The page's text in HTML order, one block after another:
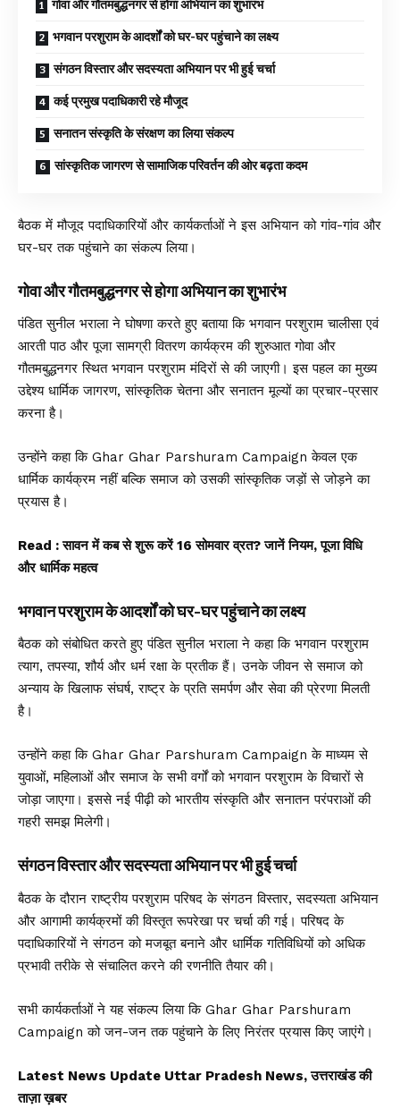
गोवा और गौतमबुद्धनगर से होगा अभियान का शुभारंभ
भगवान परशुराम के आदर्शों को घर-घर पहुंचाने का लक्ष्य
संगठन विस्तार और सदस्यता अभियान पर भी हुई चर्चा
कई प्रमुख पदाधिकारी रहे मौजूद
सनातन संस्कृति के संरक्षण का लिया संकल्प
सांस्कृतिक जागरण से सामाजिक परिवर्तन की ओर बढ़ता कदम
बैठक में मौजूद पदाधिकारियों और कार्यकर्ताओं ने इस अभियान को गांव-गांव और
घर-घर तक पहुंचाने का संकल्प लिया।
गोवा और गौतमबुद्धनगर से होगा अभियान का शुभारंभ
पंडित सुनील भराला ने घोषणा करते हुए बताया कि भगवान परशुराम चालीसा एवं
आरती पाठ और पूजा सामग्री वितरण कार्यक्रम की शुरुआत गोवा और
गौतमबुद्धनगर स्थित भगवान परशुराम मंदिरों से की जाएगी। इस पहल का मुख्य
उद्देश्य धार्मिक जागरण, सांस्कृतिक चेतना और सनातन मूल्यों का प्रचार-प्रसार
करना है।
उन्होंने कहा कि Ghar Ghar Parshuram Campaign केवल एक
धार्मिक कार्यक्रम नहीं बल्कि समाज को उसकी सांस्कृतिक जड़ों से जोड़ने का
प्रयास है।
Read :सावन में कब से शुरू करें 16 सोमवार व्रत? जानें नियम, पूजा विधि
और धार्मिक महत्व
भगवान परशुराम के आदर्शों को घर-घर पहुंचाने का लक्ष्य
बैठक को संबोधित करते हुए पंडित सुनील भराला ने कहा कि भगवान परशुराम
त्याग, तपस्या, शौर्य और धर्म रक्षा के प्रतीक हैं। उनके जीवन से समाज को
अन्याय के खिलाफ संघर्ष, राष्ट्र के प्रति समर्पण और सेवा की प्रेरणा मिलती
है।
उन्होंने कहा कि Ghar Ghar Parshuram Campaign के माध्यम से
युवाओं, महिलाओं और समाज के सभी वर्गों को भगवान परशुराम के विचारों से
जोड़ा जाएगा। इससे नई पीढ़ी को भारतीय संस्कृति और सनातन परंपराओं की
गहरी समझ मिलेगी।
संगठन विस्तार और सदस्यता अभियान पर भी हुई चर्चा
बैठक के दौरान राष्ट्रीय परशुराम परिषद के संगठन विस्तार, सदस्यता अभियान
और आगामी कार्यक्रमों की विस्तृत रूपरेखा पर चर्चा की गई। परिषद के
पदाधिकारियों ने संगठन को मजबूत बनाने और धार्मिक गतिविधियों को अधिक
प्रभावी तरीके से संचालित करने की रणनीति तैयार की।
सभी कार्यकर्ताओं ने यह संकल्प लिया कि Ghar Ghar Parshuram
Campaign को जन-जन तक पहुंचाने के लिए निरंतर प्रयास किए जाएंगे।
Latest News Update Uttar Pradesh News, उत्तराखंड की
ताज़ा ख़बर